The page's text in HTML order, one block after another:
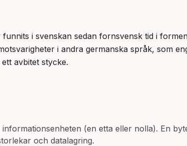
i svenskan sedan fornsvensk tid i
i andra germanska språk, som
avbitet stycke.
informationsenheten (en etta eller nolla). En
och datalagring.